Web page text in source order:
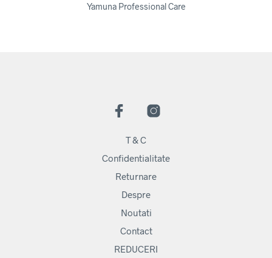
Yamuna Professional Care
T & C
Confidentialitate
Returnare
Despre
Noutati
Contact
REDUCERI